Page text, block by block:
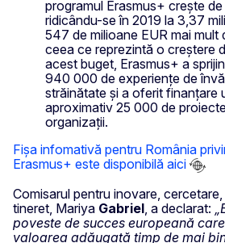
programul Erasmus+ crește de
ridicându-se în 2019 la 3,37
547 de milioane EUR mai mult
ceea ce reprezintă o creștere
acest buget, Erasmus+ a
940 000 de experiențe de
străinătate și a oferit finanțare
aproximativ 25 000 de
organizații.
Fișa infomativă pentru România
Erasmus+ este disponibilă aici
Comisarul pentru inovare,
tineret, Mariya Gabriel , a declarat:
poveste de succes europeană
valoarea adăugată timp de mai